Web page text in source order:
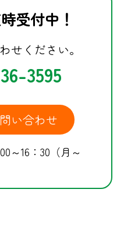
受付中！
せください。
3595
い合わせ
～16：30（月～